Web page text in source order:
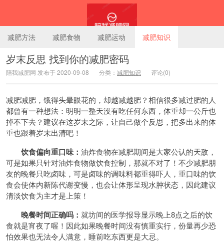
陪我减肥网
减肥方法 减肥食物 减肥运动 减肥知识
岁末反思 找到你的减肥密码
陪我减肥网 发布于 2020-09-08 分类： 减肥知识 评论(0)
减肥减肥，饿得头晕眼花的，却越减越肥？相信很多减过肥的人
都曾有一种想法：明明一整天没有吃任何东西，体重却一公斤也
掉不下去？建议在这岁末之际，让自己做个反思，把多出来的体
重也跟着岁末出清吧！
饮食偏向重口味： 油炸食物在减肥期间是大家公认的天敌，
可是如果只针对油炸食物做饮食控制，那就不对了！不少减肥朋
友的晚餐只吃卤味，可是卤味的调味料都重得吓人，重口味的饮
食会使体内新陈代谢变慢，也会让体形呈现水肿状态，因此建议
清淡饮食为主才是上策！
晚餐时间正确吗： 就坊间的医学报导显示晚上8点之后的饮
食就是宵夜了喔！因此如果晚餐时间没有慎重实行，份量再少恐
怕效果也无法令人满意，睡前吃东西更是大忌。